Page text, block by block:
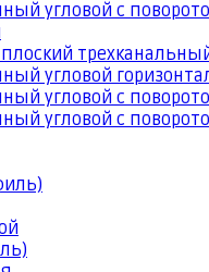
угловой с
угловой
угловой с
угловой с